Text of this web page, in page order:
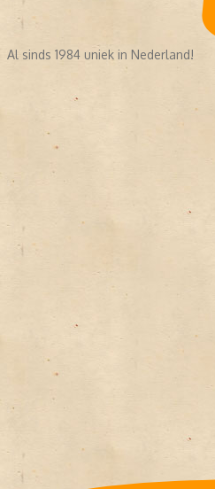
Al sinds 1984 uniek in Nederland!